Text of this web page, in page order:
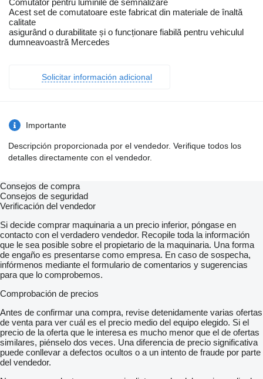
Comutator pentru luminile de semnalizare
Acest set de comutatoare este fabricat din materiale de înaltă
calitate
asigurând o durabilitate și o funcționare fiabilă pentru vehiculul
dumneavoastră Mercedes
Solicitar información adicional
Importante
Descripción proporcionada por el vendedor. Verifique todos los
detalles directamente con el vendedor.
Consejos de compra
Consejos de seguridad
Verificación del vendedor
Si decide comprar maquinaria a un precio inferior, póngase en
contacto con el verdadero vendedor. Recopile toda la información
que le sea posible sobre el propietario de la maquinaria. Una forma
de engaño es presentarse como empresa. En caso de sospecha,
infórmenos mediante el formulario de comentarios y sugerencias
para que lo comprobemos.
Comprobación de precios
Antes de confirmar una compra, revise detenidamente varias ofertas
de venta para ver cuál es el precio medio del equipo elegido. Si el
precio de la oferta que le interesa es mucho menor que el de ofertas
similares, piénselo dos veces. Una diferencia de precio significativa
puede conllevar a defectos ocultos o a un intento de fraude por parte
del vendedor.